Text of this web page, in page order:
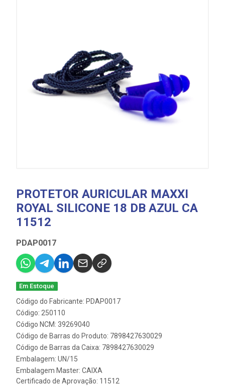
PROTETOR AURICULAR MAXXI
ROYAL SILICONE 18 DB AZUL CA
11512
PDAP0017
Em Estoque
Código do Fabricante: PDAP0017
Código: 250110
Código NCM: 39269040
Código de Barras do Produto: 7898427630029
Código de Barras da Caixa: 7898427630029
Embalagem: UN/15
Embalagem Master: CAIXA
Certificado de Aprovação: 11512